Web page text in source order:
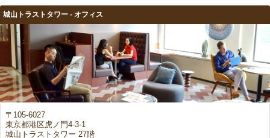
城山トラストタワー - オフィス
〒105-6027
東京都港区虎ノ門4-3-1
城山トラストタワー 27階